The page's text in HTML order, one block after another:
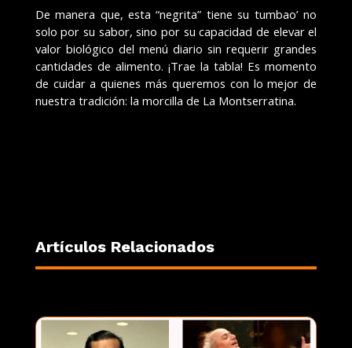
De manera que, esta “negrita” tiene su tumbao’ no
solo por su sabor, sino por su capacidad de elevar el
valor biológico del menú diario sin requerir grandes
cantidades de alimento. ¡Trae la tabla! Es momento
de cuidar a quienes más queremos con lo mejor de
nuestra tradición: la morcilla de La Montserratina.
Artículos Relacionados